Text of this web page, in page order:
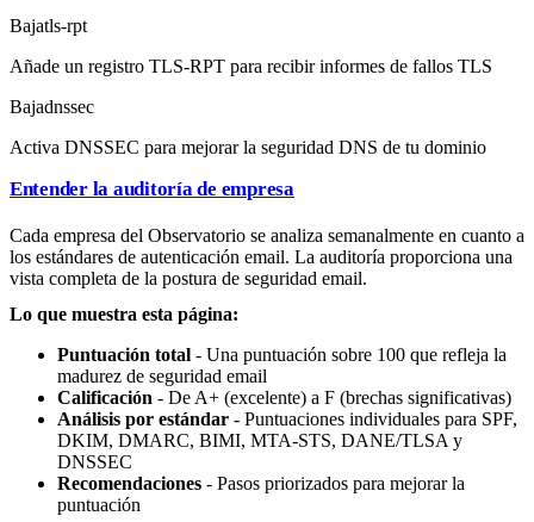
Bajatls-rpt
Añade un registro TLS-RPT para recibir informes de fallos TLS
Bajadnssec
Activa DNSSEC para mejorar la seguridad DNS de tu dominio
Entender la auditoría de empresa
Cada empresa del Observatorio se analiza semanalmente en cuanto a
los estándares de autenticación email. La auditoría proporciona una
vista completa de la postura de seguridad email.
Lo que muestra esta página:
Puntuación total - Una puntuación sobre 100 que refleja la
madurez de seguridad email
Calificación - De A+ (excelente) a F (brechas significativas)
Análisis por estándar - Puntuaciones individuales para SPF,
DKIM, DMARC, BIMI, MTA-STS, DANE/TLSA y
DNSSEC
Recomendaciones - Pasos priorizados para mejorar la
puntuación